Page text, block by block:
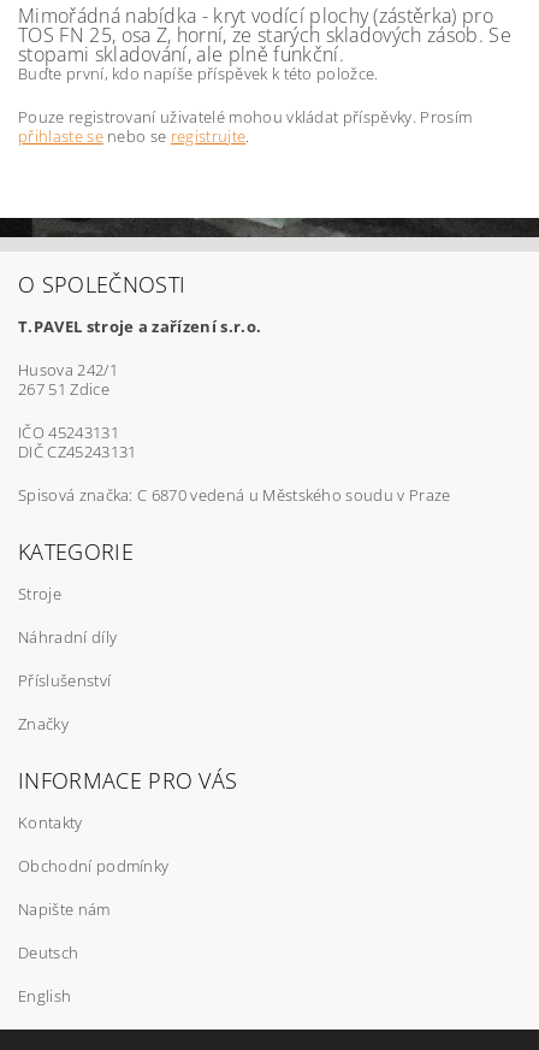
Mimořádná nabídka - kryt vodící plochy (zástěrka) pro
TOS FN 25, osa Z, horní, ze starých skladových zásob. Se
stopami skladování, ale plně funkční.
Buďte první, kdo napíše příspěvek k této položce.
Pouze registrovaní uživatelé mohou vkládat příspěvky. Prosím
přihlaste senebo se registrujte
O SPOLEČNOSTI
T.PAVEL stroje a zařízení s.r.o.
Husova 242/1
267 51 Zdice
IČO 45243131
DIČ CZ45243131
Spisová značka: C 6870 vedená u Městského soudu v Praze
KATEGORIE
Stroje
Náhradní díly
Příslušenství
Značky
INFORMACE PRO VÁS
Kontakty
Obchodní podmínky
Napište nám
Deutsch
English